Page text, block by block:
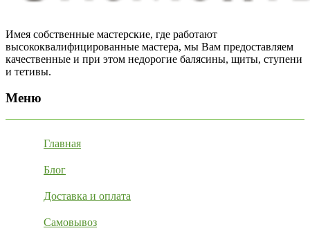
Имея собственные мастерские, где работают
высококвалифицированные мастера, мы Вам предоставляем
качественные и при этом недорогие балясины, щиты, ступени
и тетивы.
Меню
Главная
Блог
Доставка и оплата
Самовывоз